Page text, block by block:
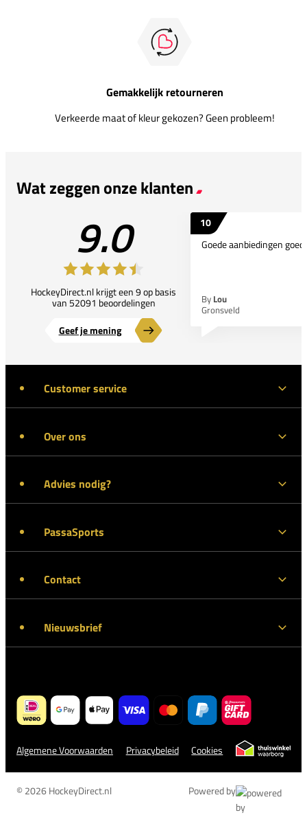
Gemakkelijk retourneren
Verkeerde maat of kleur gekozen? Geen probleem!
Wat zeggen onze klanten
9.0
HockeyDirect.nl krijgt een 9 op basis
van 52091 beoordelingen
Geef je mening
10
Goede aanbiedingen
By Lou
Gronsveld
Customer service
Over ons
Advies nodig?
PassaSports
Contact
Nieuwsbrief
Algemene Voorwaarden Privacybeleid Cookies
© 2026 HockeyDirect.nl Powered by